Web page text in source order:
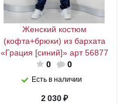
Женский костюм
(кофта+брюки) из бархата
«Грация [синий]» арт 56877
0
0
Есть в наличии
2 030₽